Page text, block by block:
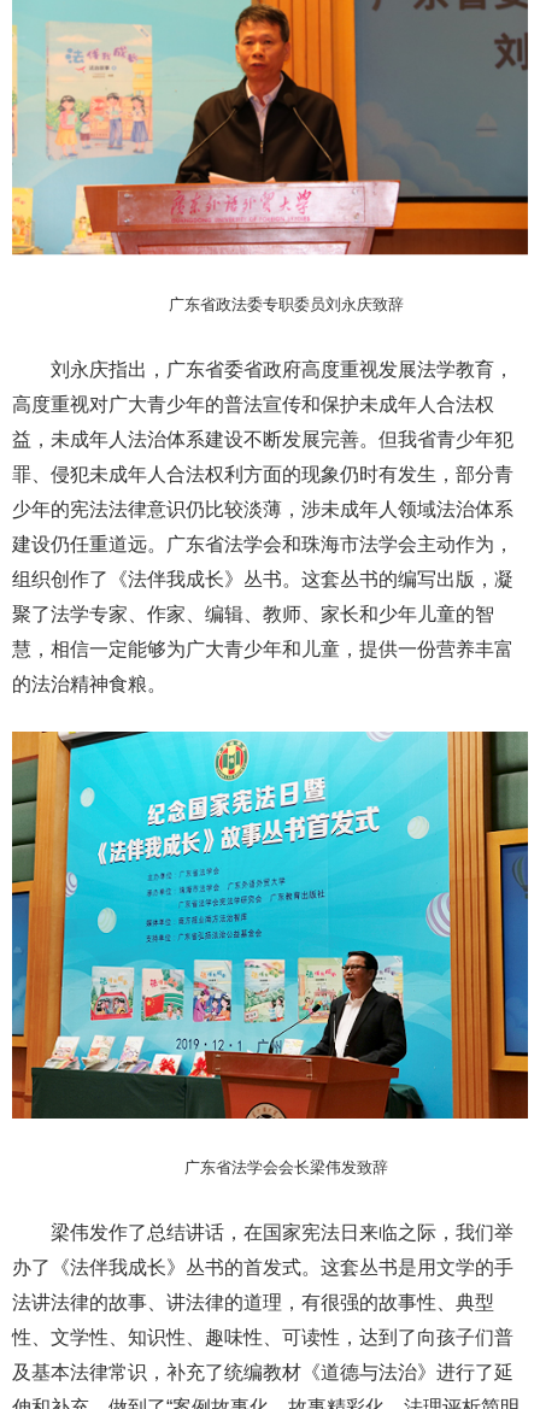
广东省政法委专职委员刘永庆致辞
刘永庆指出，广东省委省政府高度重视发展法学教育，
高度重视对广大青少年的普法宣传和保护未成年人合法权
益，未成年人法治体系建设不断发展完善。但我省青少年犯
罪、侵犯未成年人合法权利方面的现象仍时有发生，部分青
少年的宪法法律意识仍比较淡薄，涉未成年人领域法治体系
建设仍任重道远。广东省法学会和珠海市法学会主动作为，
组织创作了《法伴我成长》丛书。这套丛书的编写出版，凝
聚了法学专家、作家、编辑、教师、家长和少年儿童的智
慧，相信一定能够为广大青少年和儿童，提供一份营养丰富
的法治精神食粮。
广东省法学会会长梁伟发致辞
梁伟发作了总结讲话，在国家宪法日来临之际，我们举
办了《法伴我成长》丛书的首发式。这套丛书是用文学的手
法讲法律的故事、讲法律的道理，有很强的故事性、典型
性、文学性、知识性、趣味性、可读性，达到了向孩子们普
及基本法律常识，补充了统编教材《道德与法治》进行了延